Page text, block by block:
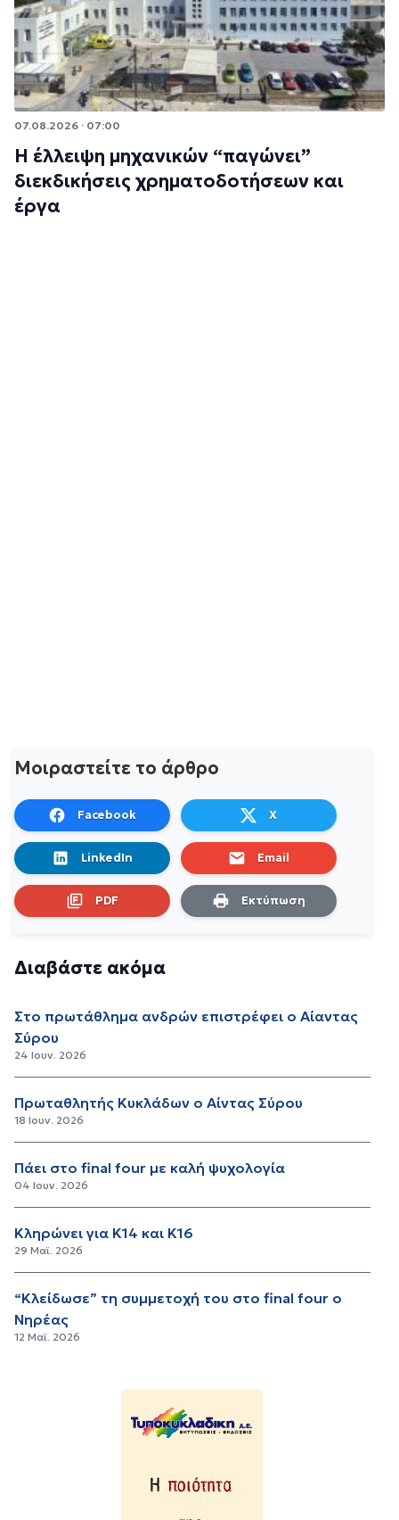
07.08.2026 · 07:00
Η έλλειψη μηχανικών “παγώνει”
διεκδικήσεις χρηματοδοτήσεων και
έργα
Μοιραστείτε το άρθρο
Facebook X
LinkedIn Email
PDF Εκτύπωση
Διαβάστε ακόμα
Στο πρωτάθλημα ανδρών επιστρέφει ο Αίαντας
Σύρου
24 Ιουν. 2026
Πρωταθλητής Κυκλάδων ο Αίντας Σύρου
18 Ιουν. 2026
Πάει στο final four με καλή ψυχολογία
04 Ιουν. 2026
Κληρώνει για Κ14 και Κ16
29 Μαϊ. 2026
“Κλείδωσε” τη συμμετοχή του στο final four o
Νηρέας
12 Μαϊ. 2026